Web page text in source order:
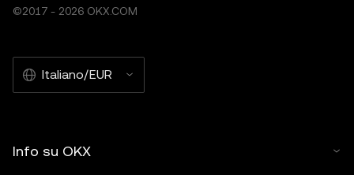
©2017 - 2026 OKX.COM
Italiano/EUR
Info su OKX